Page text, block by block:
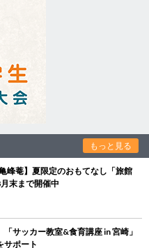
もっと見る
峰菴】夏限定のおもてなし「旅館
末まで開催中
サッカー教室&食育講座 in 宮崎」
ポート